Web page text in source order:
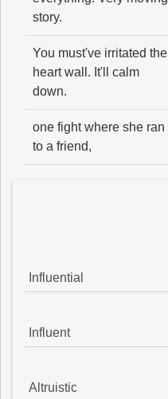
story.
You must've irritated the
heart wall. It'll calm
down.
one fight where she ran
to a friend,
Influential
Influent
Altruistic